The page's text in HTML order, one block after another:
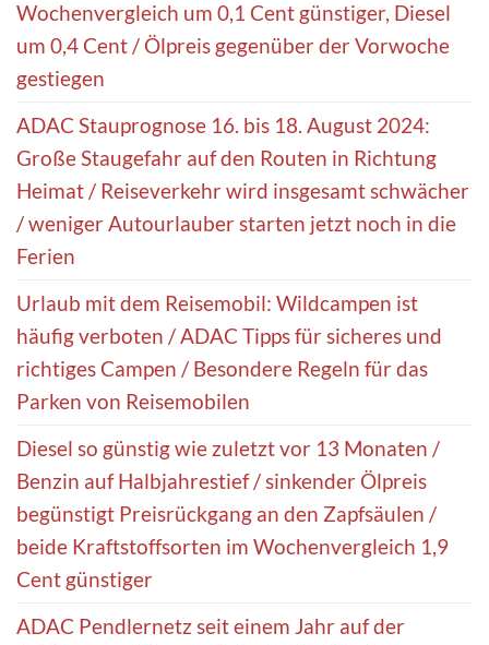
Wochenvergleich um 0,1 Cent günstiger, Diesel
um 0,4 Cent / Ölpreis gegenüber der Vorwoche
gestiegen
ADAC Stauprognose 16. bis 18. August 2024:
Große Staugefahr auf den Routen in Richtung
Heimat / Reiseverkehr wird insgesamt schwächer
/ weniger Autourlauber starten jetzt noch in die
Ferien
Urlaub mit dem Reisemobil: Wildcampen ist
häufig verboten / ADAC Tipps für sicheres und
richtiges Campen / Besondere Regeln für das
Parken von Reisemobilen
Diesel so günstig wie zuletzt vor 13 Monaten /
Benzin auf Halbjahrestief / sinkender Ölpreis
begünstigt Preisrückgang an den Zapfsäulen /
beide Kraftstoffsorten im Wochenvergleich 1,9
Cent günstiger
ADAC Pendlernetz seit einem Jahr auf der